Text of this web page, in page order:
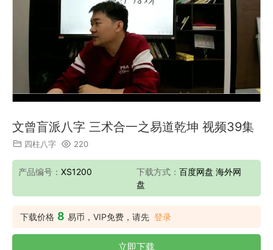
文曾盲派八字 三术合一之易道乾坤 视频39集
四柱八字 220
产品编号： XS1200 下载方式： 百度网盘 海外网
盘
下载价格 8 易币，VIP免费，请先 登录
立即下载